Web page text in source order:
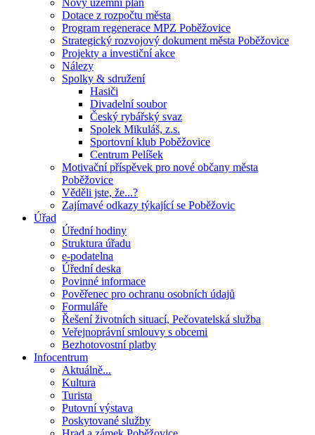
Nový územní plán
Dotace z rozpočtu města
Program regenerace MPZ Poběžovice
Strategický rozvojový dokument města Poběžovice
Projekty a investiční akce
Nálezy
Spolky & sdružení
Hasiči
Divadelní soubor
Český rybářský svaz
Spolek Mikuláš, z.s.
Sportovní klub Poběžovice
Centrum Pelíšek
Motivační příspěvek pro nové občany města
Poběžovice
Věděli jste, že...?
Zajímavé odkazy týkající se Poběžovic
Úřad
Úřední hodiny
Struktura úřadu
e-podatelna
Úřední deska
Povinné informace
Pověřenec pro ochranu osobních údajů
Formuláře
Řešení životních situací, Pečovatelská služba
Veřejnoprávní smlouvy s obcemi
Bezhotovostní platby
Infocentrum
Aktuálně...
Kultura
Turista
Putovní výstava
Poskytované služby